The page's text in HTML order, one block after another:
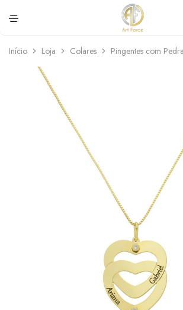
Force
personalizadas
Início Loja Colares Pingentes com